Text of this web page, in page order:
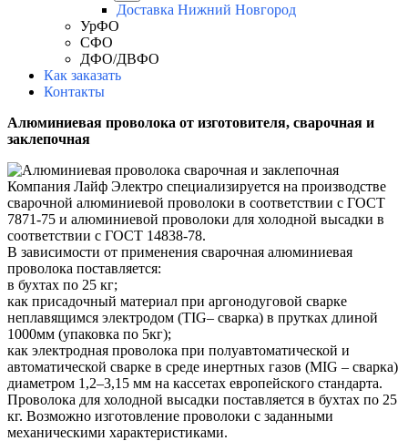
Доставка Нижний Новгород
УрФО
СФО
ДФО/ДВФО
Как заказать
Контакты
Алюминиевая проволока от изготовителя, cварочная и
заклепочная
Компания Лайф Электро специализируется на производстве
сварочной алюминиевой проволоки в соответствии с ГОСТ
7871-75 и алюминиевой проволоки для холодной высадки в
соответствии с ГОСТ 14838-78.
В зависимости от применения сварочная алюминиевая
проволока поставляется:
в бухтах по 25 кг;
как присадочный материал при аргонодуговой сварке
неплавящимся электродом (TIG– сварка) в прутках длиной
1000мм (упаковка по 5кг);
как электродная проволока при полуавтоматической и
автоматической сварке в среде инертных газов (MIG – сварка)
диаметром 1,2–3,15 мм на кассетах европейского стандарта.
Проволока для холодной высадки поставляется в бухтах по 25
кг. Возможно изготовление проволоки с заданными
механическими характеристиками.